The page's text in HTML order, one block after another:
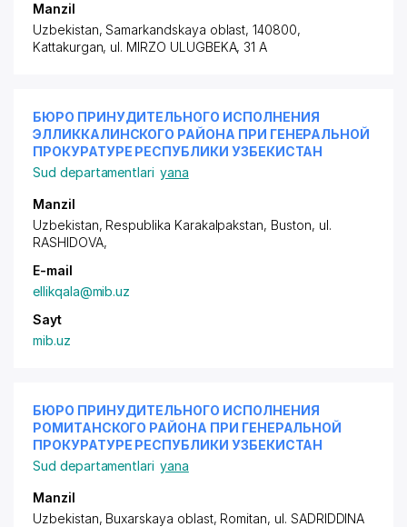
Manzil
Uzbekistan, Samarkandskaya oblast, 140800,
Kattakurgan, ul. MIRZO ULUGBEKA, 31 A
БЮРО ПРИНУДИТЕЛЬНОГО ИСПОЛНЕНИЯ
ЭЛЛИККАЛИНСКОГО РАЙОНА ПРИ ГЕНЕРАЛЬНОЙ
ПРОКУРАТУРЕ РЕСПУБЛИКИ УЗБЕКИСТАН
Sud departamentlari yana
Manzil
Uzbekistan, Respublika Karakalpakstan, Buston, ul.
RASHIDOVA,
E-mail
ellikqala@mib.uz
Sayt
mib.uz
БЮРО ПРИНУДИТЕЛЬНОГО ИСПОЛНЕНИЯ
РОМИТАНСКОГО РАЙОНА ПРИ ГЕНЕРАЛЬНОЙ
ПРОКУРАТУРЕ РЕСПУБЛИКИ УЗБЕКИСТАН
Sud departamentlari yana
Manzil
Uzbekistan, Buxarskaya oblast, Romitan, ul. SADRIDDINA